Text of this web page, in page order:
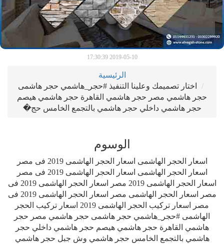
2019-05-10 17:30:39
الرئيسية
اختار تصميمك وعلينا التنفيذ #حجر_هاشمي حجر هاشمى
حجر هاشمي مصر حجر هاشمي القاهرة حجر هاشمي هيصم
حجر هاشمي داخلي حجر هاشمي بالتجمع الخامس حج�
الوسوم
اسعار الحجر الهاشمى اسعار الحجر الهاشمى 2019 فى مصر
اسعار الحجر الهاشمى اسعار الحجر الهاشمى 2019 فى مصر
اسعار الحجر الهاشمى 2019 مصر اسعار الحجر الهاشمى 2019 فى
مصر اسعار الحجر الهاشمى مصر اسعار الحجر الهاشمى 2019 فى
مصر اسعار تركيب الحجر الهاشمى 2019 اسعار تركيب الحجر
الهاشمى #حجر_هاشمي حجر هاشمى حجر هاشمي مصر حجر
هاشمي القاهرة حجر هاشمي هيصم حجر هاشمي داخلي حجر
هاشمي بالتجمع الخامس حجر هاشمي وش جبل حجر هاشمي